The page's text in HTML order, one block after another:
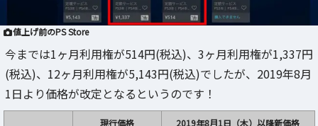
値上げ前のPS Store
今までは1ヶ月利用権が514円(税込)、3ヶ月利用権が1,337円
(税込)、12ヶ月利用権が5,143円(税込)でしたが、2019年8月
1日より価格が改定となるというのです！
現行価格
2019年8月1日（木）以降新価格